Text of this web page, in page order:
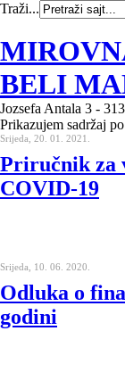
Traži...
BELI
Jozsefa Antala 3 -
Prikazujem sadržaj
Srijeda, 20. 01. 2021.
Priručnik za
COVID-19
Srijeda, 10. 06. 2020.
Odluka o
godini